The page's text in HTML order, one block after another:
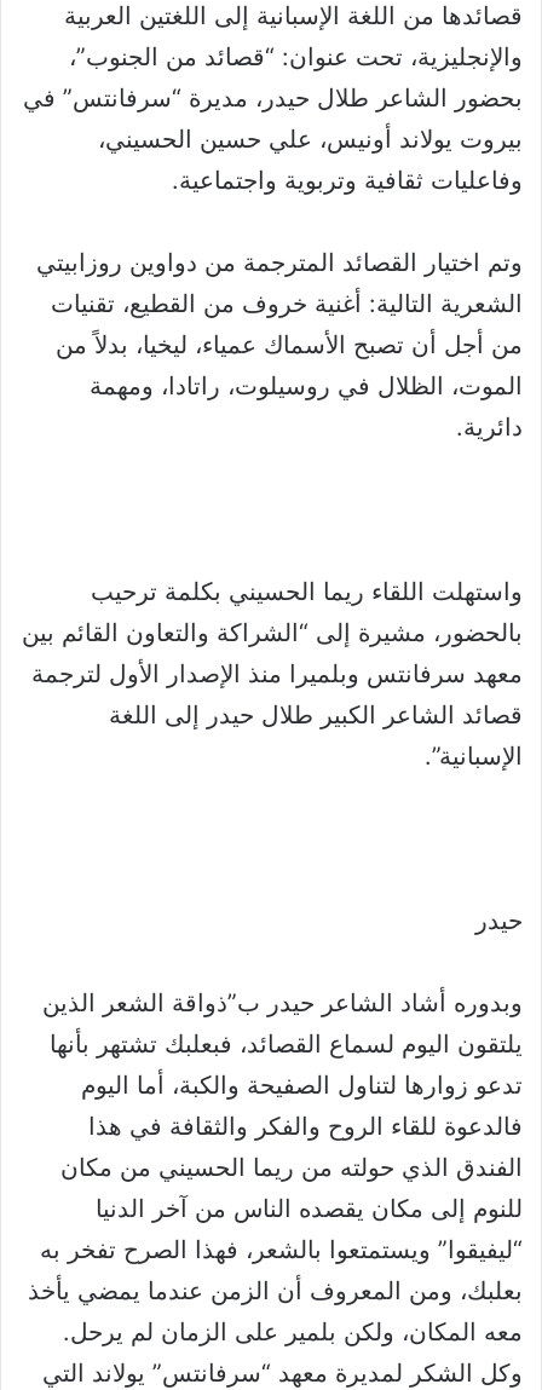
قصائدها من اللغة الإسبانية إلى اللغتين العربية
والإنجليزية، تحت عنوان: “قصائد من الجنوب”،
بحضور الشاعر طلال حيدر، مديرة “سرفانتس” في
بيروت يولاند أونيس، علي حسين الحسيني،
وفاعليات ثقافية وتربوية واجتماعية.
وتم اختيار القصائد المترجمة من دواوين روزابيتي
الشعرية التالية: أغنية خروف من القطيع، تقنيات
من أجل أن تصبح الأسماك عمياء، ليخيا، بدلاً من
الموت، الظلال في روسيلوت، راتادا، ومهمة
دائرية.
واستهلت اللقاء ريما الحسيني بكلمة ترحيب
بالحضور، مشيرة إلى “الشراكة والتعاون القائم بين
معهد سرفانتس وبلميرا منذ الإصدار الأول لترجمة
قصائد الشاعر الكبير طلال حيدر إلى اللغة
الإسبانية”.
حيدر
وبدوره أشاد الشاعر حيدر ب”ذواقة الشعر الذين
يلتقون اليوم لسماع القصائد، فبعلبك تشتهر بأنها
تدعو زوارها لتناول الصفيحة والكبة، أما اليوم
فالدعوة للقاء الروح والفكر والثقافة في هذا
الفندق الذي حولته من ريما الحسيني من مكان
للنوم إلى مكان يقصده الناس من آخر الدنيا
“ليفيقوا” ويستمتعوا بالشعر، فهذا الصرح تفخر به
بعلبك، ومن المعروف أن الزمن عندما يمضي يأخذ
معه المكان، ولكن بلمير على الزمان لم يرحل.
وكل الشكر لمديرة معهد “سرفانتس” يولاند التي